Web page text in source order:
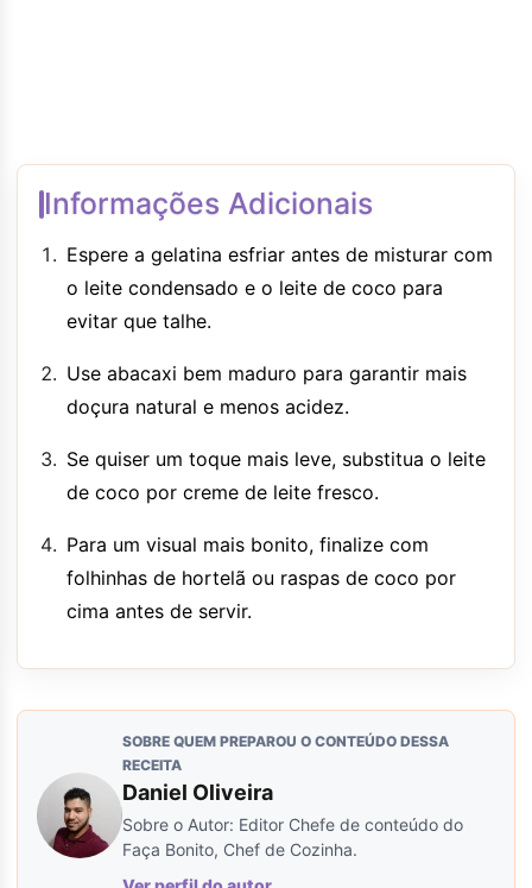
Informações Adicionais
Espere a gelatina esfriar antes de misturar com
o leite condensado e o leite de coco para
evitar que talhe.
Use abacaxi bem maduro para garantir mais
doçura natural e menos acidez.
Se quiser um toque mais leve, substitua o leite
de coco por creme de leite fresco.
Para um visual mais bonito, finalize com
folhinhas de hortelã ou raspas de coco por
cima antes de servir.
SOBRE QUEM PREPAROU O CONTEÚDO DESSA
RECEITA
Daniel Oliveira
Sobre o Autor: Editor Chefe de conteúdo do
Faça Bonito, Chef de Cozinha.